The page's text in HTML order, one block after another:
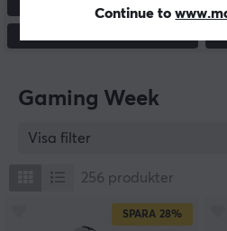
Continue to
Gaming Week
Visa filter
256 produkter
SPARA 28%